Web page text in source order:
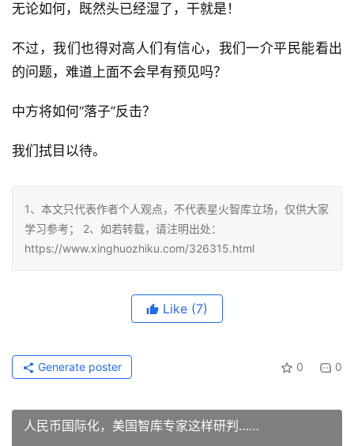
无论如何，既然头已经湿了，干就是！
不过，我们也得对高人们有信心，我们一介平民能看出
的问题，难道上面不会早有预见吗？
中方将如何“落子”反击？
我们拭目以待。
1、本文只代表作者个人观点，不代表星火智库立场，仅供大家
学习参考； 2、如若转载，请注明出处：
https://www.xinghuozhiku.com/326315.html
Like (7)
0 0
Generate poster
人民币国际化，美国智库专家这样研判……